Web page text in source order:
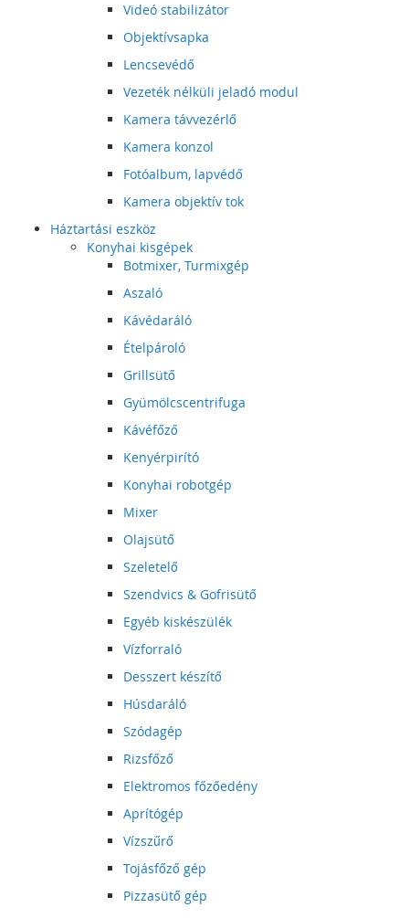
Videó stabilizátor
Objektívsapka
Lencsevédő
Vezeték nélküli jeladó modul
Kamera távvezérlő
Kamera konzol
Fotóalbum, lapvédő
Kamera objektív tok
Háztartási eszköz
Konyhai kisgépek
Botmixer, Turmixgép
Aszaló
Kávédaráló
Ételpároló
Grillsütő
Gyümölcscentrifuga
Kávéfőző
Kenyérpirító
Konyhai robotgép
Mixer
Olajsütő
Szeletelő
Szendvics & Gofrisütő
Egyéb kiskészülék
Vízforraló
Desszert készítő
Húsdaráló
Szódagép
Rizsfőző
Elektromos főzőedény
Aprítógép
Vízszűrő
Tojásfőző gép
Pizzasütő gép